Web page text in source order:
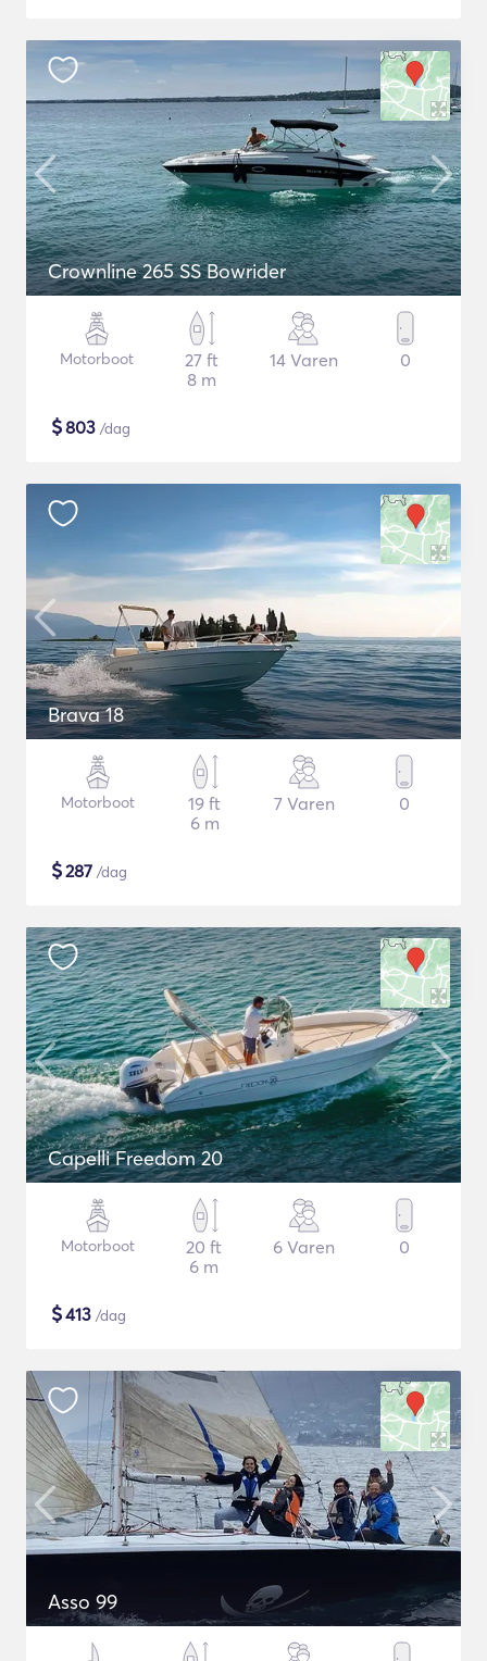
Crownline 265 SS Bowrider
Motorboot
27 ft
8 m
14 Varen 0
$803 /dag
Brava 18
Motorboot
19 ft
6 m
7 Varen 0
$287 /dag
Capelli Freedom 20
Motorboot
20 ft
6 m
6 Varen 0
$413 /dag
Asso 99